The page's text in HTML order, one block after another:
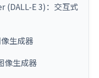
E 3)：交互式
生成器
像生成器